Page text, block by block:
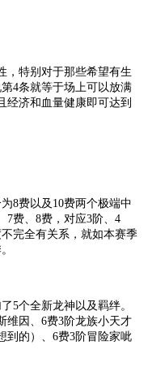
，特别对于那些希望有生
4条就等于场上可以放满
经济和血量健康即可达到
8费以及10费两个极端中
7费、8费，对应3阶、4
完全有关系，就如本赛季
5个全新龙神以及羁绊。
维因、6费3阶龙族小天才
到的）、6费3阶冒险家呲